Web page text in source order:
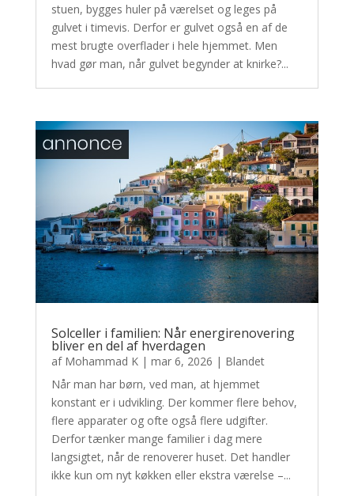
stuen, bygges huler på værelset og leges på
gulvet i timevis. Derfor er gulvet også en af de
mest brugte overflader i hele hjemmet. Men
hvad gør man, når gulvet begynder at knirke?...
Solceller i familien: Når energirenovering
bliver en del af hverdagen
af Mohammad K| mar 6, 2026 | Blandet
Når man har børn, ved man, at hjemmet
konstant er i udvikling. Der kommer flere behov,
flere apparater og ofte også flere udgifter.
Derfor tænker mange familier i dag mere
langsigtet, når de renoverer huset. Det handler
ikke kun om nyt køkken eller ekstra værelse –...